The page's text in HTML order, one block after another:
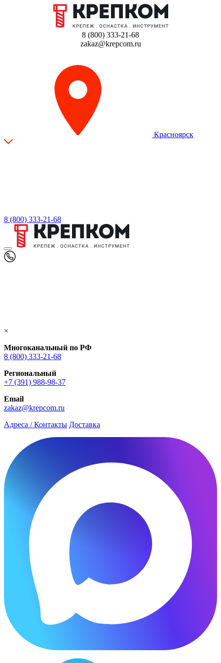
8 (800) 333-21-68
zakaz@krepcom.ru
Красноярск
8 (800) 333-21-68
×
Многоканальный по РФ
8 (800) 333‑21-68
Региональный
+7 (391) 988-98-37
Email
zakaz@krepcom.ru
Адреса / Контакты Доставка